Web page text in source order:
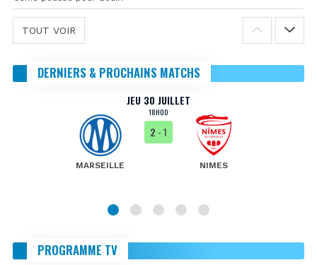
TOUT VOIR
DERNIERS & PROCHAINS MATCHS
JEU 30 JUILLET
18H00
MARSEILLE
2 - 1
NIMES
PROGRAMME TV